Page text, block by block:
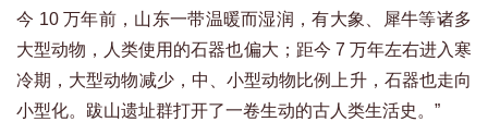
今 10 万年前，山东一带温暖而湿润，有大象、犀牛等诸多
大型动物，人类使用的石器也偏大；距今 7 万年左右进入寒
冷期，大型动物减少，中、小型动物比例上升，石器也走向
小型化。跋山遗址群打开了一卷生动的古人类生活史。”